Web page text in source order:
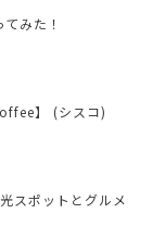
みた！
】 (シスコ)
スポットとグルメ